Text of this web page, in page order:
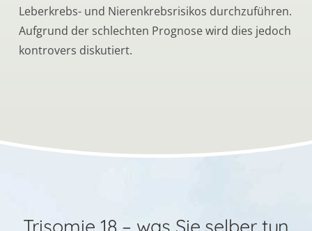
Leberkrebs- und Nierenkrebsrisikos durchzuführen.
Aufgrund der schlechten Prognose wird dies jedoch
kontrovers diskutiert.
Trisomie 18 – was Sie selber tun